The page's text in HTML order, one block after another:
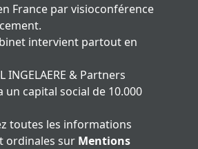
France par visioconférence
intervient partout en
INGELAERE & Partners
un capital social de 10.000
toutes les informations
ordinales sur Mentions